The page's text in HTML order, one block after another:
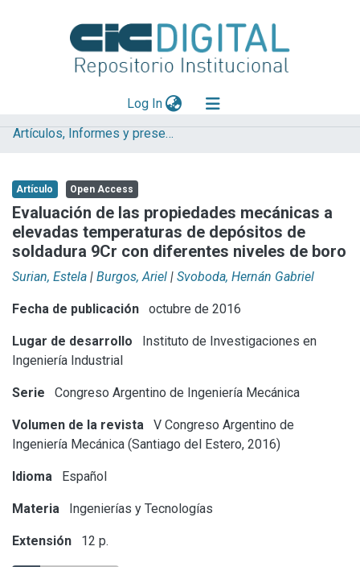
Log In(current)
Explorar
Aportar material
Statistics
Artículos, Informes y presentaciones en Congresos
Artículo Open Access
Evaluación de las propiedades mecánicas a
elevadas temperaturas de depósitos de
soldadura 9Cr con diferentes niveles de boro
Surian, Estela | Burgos, Ariel | Svoboda, Hernán Gabriel
Fecha de publicación octubre de 2016
Lugar de desarrollo
Instituto de Investigaciones en
Ingeniería Industrial
Serie Congreso Argentino de Ingeniería Mecánica
Volumen de la revista
V Congreso Argentino de
Ingeniería Mecánica (Santiago del Estero, 2016)
Idioma Español
Materia Ingenierías y Tecnologías
Extensión 12 p.